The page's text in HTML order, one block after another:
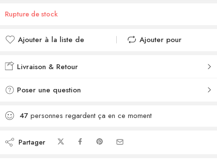
Rupture de stock
Ajouter à la liste de
Ajouté à la liste de
Ajouter pour
Livraison & Retour
Poser une question
47 personnes regardent ça en ce moment
Partager